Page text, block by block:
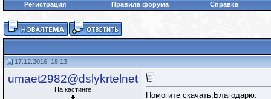
Регистрация Правила форума Справка
17.12.2016, 18:13
umaet2982@dslykrtelnet
На кастинге
Помогите скачать.Благодарю.